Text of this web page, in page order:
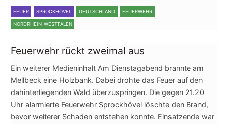
FEUER SPROCKHÖVEL DEUTSCHLAND FEUERWEHR
NORDRHEIN-WESTFALEN
Feuerwehr rückt zweimal aus
Ein weiterer Medieninhalt Am Dienstagabend brannte am
Mellbeck eine Holzbank. Dabei drohte das Feuer auf den
dahinterliegenden Wald überzuspringen. Die gegen 21.20
Uhr alarmierte Feuerwehr Sprockhövel löschte den Brand,
bevor weiterer Schaden entstehen konnte. Einsatzende war